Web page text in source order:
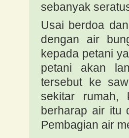
sebanyak
Usai berdoa
dengan air
kepada petani
petani akan
tersebut ke
sekitar rumah,
berharap air itu
Pembagian air